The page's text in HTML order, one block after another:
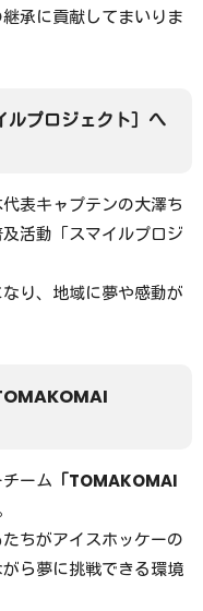
承に貢献してまいりま
ルプロジェクト］へ
表キャプテンの大澤ち
活動「スマイルプロジ
り、地域に夢や感動が
ーム 「TOMAKOMAI
ちがアイスホッケーの
ら夢に挑戦できる環境